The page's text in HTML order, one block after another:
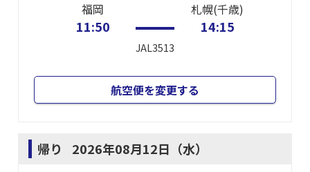
福岡
11:50
JAL3513
札幌(千歳)
14:15
航空便を変更する
帰り 2026年08月12日（水）